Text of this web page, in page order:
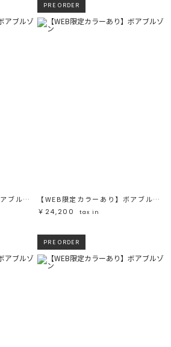
【WEB限定カラーあり】ボアブルゾン
PRE ORDER
【WEB限定カラーあり】ボアブルゾン
￥24,200
tax in
PRE ORDER